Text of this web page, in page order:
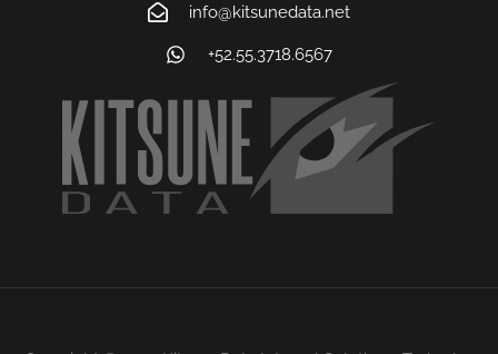
info@kitsunedata.net
+52.55.3718.6567